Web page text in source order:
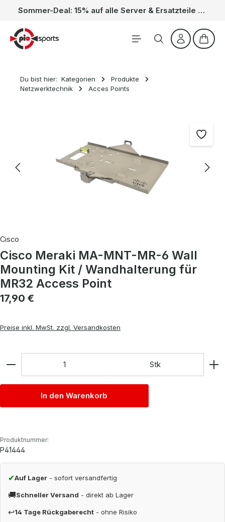
Zum Hauptinhalt springen Sommer-Deal: 15% auf alle Server & Ersatzteile – Kein Code nötig, der Rabatt wird automatisch im Warenkorb abgezogen. Gültig vom 01.06. bis 31.08.
Du bist hier: Kategorien
Produkte
Netzwerktechnik
Acces Points
Cisco
Cisco Meraki MA-MNT-MR-6 Wall
Mounting Kit / Wandhalterung für
MR32 Access Point
Regulärer Preis:
17,90 €
Preise inkl. MwSt. zzgl. Versandkosten
Stk
In den Warenkorb
Produktnummer:
P41444
✔Auf Lager - sofort versandfertig
🚚Schneller Versand - direkt ab Lager
↩14 Tage Rückgaberecht - ohne Risiko